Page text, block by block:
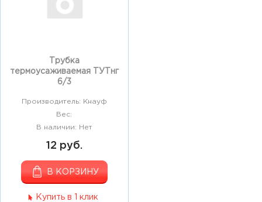
Трубка
термоусаживаемая ТУТнг
6/3
Производитель: Кнауф
Вес:
В наличии: Нет
12 руб.
В КОРЗИНУ
Купить в 1 клик